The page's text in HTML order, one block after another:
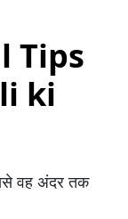
Tips
ki
वह अंदर तक